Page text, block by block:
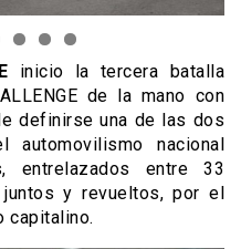
inicio la tercera batalla
de la mano con
definirse una de las dos
automovilismo nacional
entrelazados entre 33
y revueltos, por el
capitalino.